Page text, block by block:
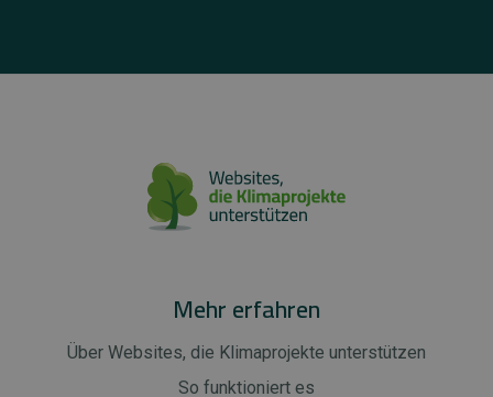
Mehr erfahren
Über Websites, die Klimaprojekte unterstützen
So funktioniert es